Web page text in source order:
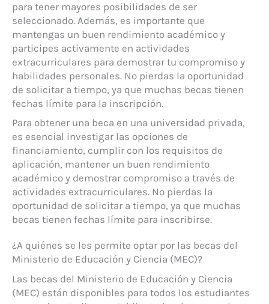
para tener mayores posibilidades de ser
seleccionado. Además, es importante que
mantengas un buen rendimiento académico y
participes activamente en actividades
extracurriculares para demostrar tu compromiso y
habilidades personales. No pierdas la oportunidad
de solicitar a tiempo, ya que muchas becas tienen
fechas límite para la inscripción.
Para obtener una beca en una universidad privada,
es esencial investigar las opciones de
financiamiento, cumplir con los requisitos de
aplicación, mantener un buen rendimiento
académico y demostrar compromiso a través de
actividades extracurriculares. No pierdas la
oportunidad de solicitar a tiempo, ya que muchas
becas tienen fechas límite para inscribirse.
¿A quiénes se les permite optar por las becas del
Ministerio de Educación y Ciencia (MEC)?
Las becas del Ministerio de Educación y Ciencia
(MEC) están disponibles para todos los estudiantes